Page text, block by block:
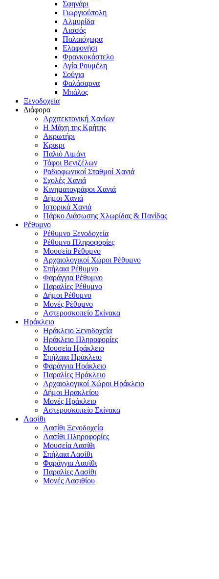
Σφηνάρι
Γιωργιούπολη
Αλμυρίδα
Λισσός
Παλαιόχωρα
Ελαφονήσι
Φραγκοκάστελο
Αγία Ρουμέλη
Σούγια
Φαλάσαρνα
Μπάλος
Ξενοδοχεία
Διάφορα
Αρχιτεκτονική Χανίων
Η Μάχη της Κρήτης
Ακρωτήρι
Κρικρι
Παλιό Λιμάνι
Τάφοι Βενιζέλων
Ραδιοφωνικοί Σταθμοί Χανιά
Σχολές Χανιά
Κινηματογράφοι Χανιά
Δήμοι Χανιά
Ιστορικά Χανιά
Πάρκο Διάσωσης Χλωρίδας & Πανίδας
Ρέθυμνο
Ρέθυμνο Ξενοδοχεία
Ρέθυμνο Πληροφορίες
Μουσεία Ρέθυμνο
Αρχαιολογικοί Χώροι Ρέθυμνο
Σπήλαια Ρέθυμνο
Φαράγγια Ρέθυμνο
Παραλίες Ρέθυμνο
Δήμοι Ρέθυμνο
Μονές Ρέθυμνο
Αστεροσκοπείο Σκίνακα
Ηράκλειο
Ηράκλειο Ξενοδοχεία
Ηράκλειο Πληροφορίες
Μουσεία Ηράκλειο
Σπήλαια Ηράκλειο
Φαράγγια Ηράκλειο
Παραλίες Ηράκλειο
Αρχαιολογικοί Χώροι Ηράκλειο
Δήμοι Ηρακλείου
Μονές Ηράκλειο
Αστεροσκοπείο Σκίνακα
Λασίθι
Λασίθι Ξενοδοχεία
Λασίθι Πληροφορίες
Μουσεία Λασίθι
Σπήλαια Λασίθι
Φαράγγια Λασίθι
Παραλίες Λασίθι
Μονές Λασιθίου